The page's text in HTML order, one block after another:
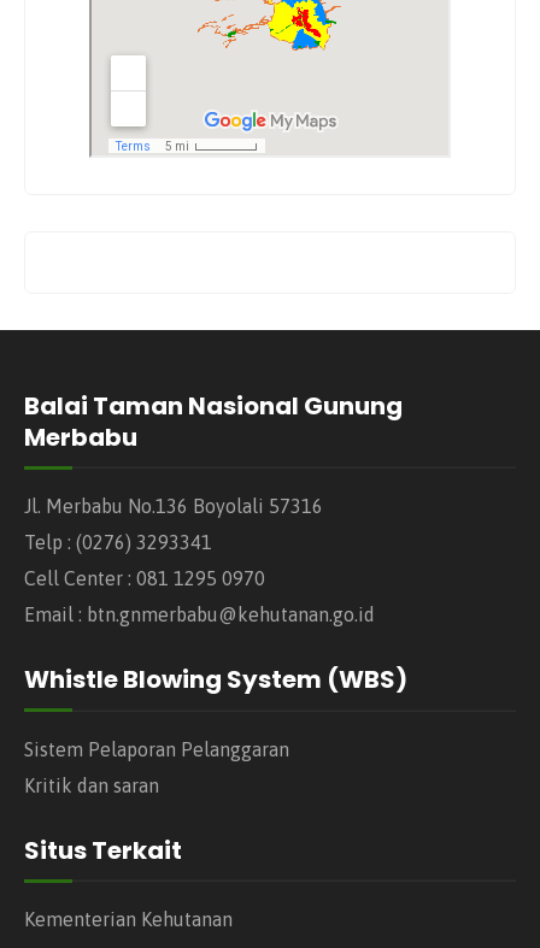
Balai Taman Nasional Gunung
Merbabu
Jl. Merbabu No.136 Boyolali 57316
Telp : (0276) 3293341
Cell Center : 081 1295 0970
Email : btn.gnmerbabu@kehutanan.go.id
Whistle Blowing System (WBS)
Sistem Pelaporan Pelanggaran
Kritik dan saran
Situs Terkait
Kementerian Kehutanan